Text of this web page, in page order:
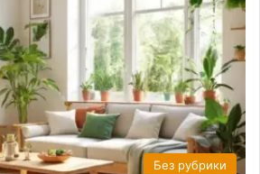
Без рубрики